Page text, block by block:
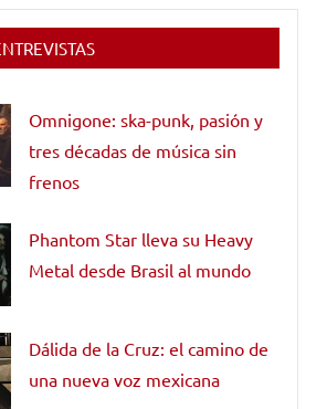
Omnigone: ska-punk, pasión y
tres décadas de música sin
frenos
Phantom Star lleva su Heavy
Metal desde Brasil al mundo
Dálida de la Cruz: el camino de
una nueva voz mexicana